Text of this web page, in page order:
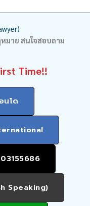
มาย สนใจสอบถาม
Time!!
นโด
Speaking)